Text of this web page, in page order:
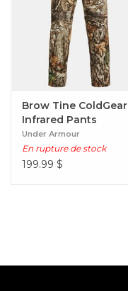
Brow Tine ColdGear
Infrared Pants
Under Armour
En rupture de stock
199.99 $